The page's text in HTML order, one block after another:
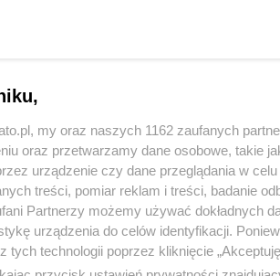
na czas remontu czynne i
pionowe elementy z profili
się na samojezdnych koparkach. W
na stacji Katowice
my oraz naszych 1162 zaufanych
oraz przetwarzamy dane osobowe, takie
urządzenie czy dane przeglądania w
treści, pomiar reklam i treści, badanie
Partnerzy możemy używać dokładnych
urządzenia do celów identyfikacji.
tych technologii poprzez kliknięcie